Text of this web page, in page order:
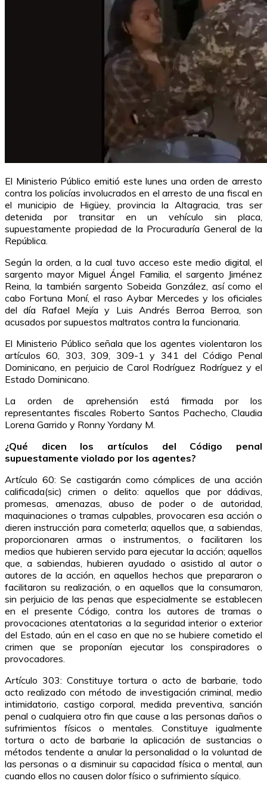
El Ministerio Público emitió este lunes una orden de arresto
contra los policías involucrados en el arresto de una fiscal en
el municipio de Higüey, provincia la Altagracia, tras ser
detenida por transitar en un vehículo sin placa,
supuestamente propiedad de la Procuraduría General de la
República.
Según la orden, a la cual tuvo acceso este medio digital, el
sargento mayor Miguel Ángel Familia, el sargento Jiménez
Reina, la también sargento Sobeida González, así como el
cabo Fortuna Moní, el raso Aybar Mercedes y los oficiales
del día Rafael Mejía y Luis Andrés Berroa Berroa, son
acusados por supuestos maltratos contra la funcionaria.
El Ministerio Público señala que los agentes violentaron los
artículos 60, 303, 309, 309-1 y 341 del Código Penal
Dominicano, en perjuicio de Carol Rodríguez Rodríguez y el
Estado Dominicano.
La orden de aprehensión está firmada por los
representantes fiscales Roberto Santos Pachecho, Claudia
Lorena Garrido y Ronny Yordany M.
¿Qué dicen los artículos del Código penal
supuestamente violado por los agentes?
Artículo 60: Se castigarán como cómplices de una acción
calificada(sic) crimen o delito: aquellos que por dádivas,
promesas, amenazas, abuso de poder o de autoridad,
maquinaciones o tramas culpables, provocaren esa acción o
dieren instrucción para cometerla; aquellos que, a sabiendas,
proporcionaren armas o instrumentos, o facilitaren los
medios que hubieren servido para ejecutar la acción; aquellos
que, a sabiendas, hubieren ayudado o asistido al autor o
autores de la acción, en aquellos hechos que prepararon o
facilitaron su realización, o en aquellos que la consumaron,
sin perjuicio de las penas que especialmente se establecen
en el presente Código, contra los autores de tramas o
provocaciones atentatorias a la seguridad interior o exterior
del Estado, aún en el caso en que no se hubiere cometido el
crimen que se proponían ejecutar los conspiradores o
provocadores.
Artículo 303: Constituye tortura o acto de barbarie, todo
acto realizado con método de investigación criminal, medio
intimidatorio, castigo corporal, medida preventiva, sanción
penal o cualquiera otro fin que cause a las personas daños o
sufrimientos físicos o mentales. Constituye igualmente
tortura o acto de barbarie la aplicación de sustancias o
métodos tendente a anular la personalidad o la voluntad de
las personas o a disminuir su capacidad física o mental, aun
cuando ellos no causen dolor físico o sufrimiento síquico.